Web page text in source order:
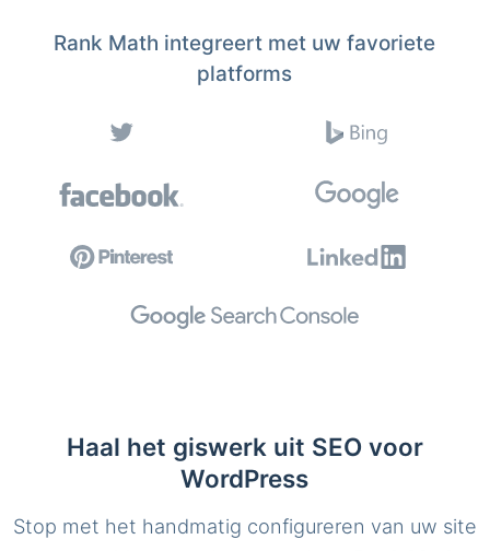
Rank Math integreert met uw favoriete
platforms
Haal het giswerk uit SEO voor
WordPress
Stop met het handmatig configureren van uw site